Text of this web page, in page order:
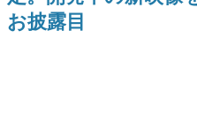
お披露目